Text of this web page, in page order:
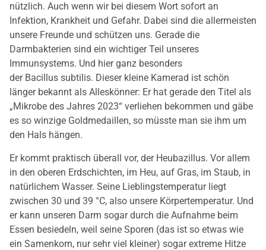
nützlich. Auch wenn wir bei diesem Wort sofort an
Infektion, Krankheit und Gefahr. Dabei sind die allermeisten
unsere Freunde und schützen uns. Gerade die
Darmbakterien sind ein wichtiger Teil unseres
Immunsystems. Und hier ganz besonders
der Bacillus subtilis. Dieser kleine Kamerad ist schön
länger bekannt als Alleskönner: Er hat gerade den Titel als
„Mikrobe des Jahres 2023“ verliehen bekommen und gäbe
es so winzige Goldmedaillen, so müsste man sie ihm um
den Hals hängen.
Er kommt praktisch überall vor, der Heubazillus. Vor allem
in den oberen Erdschichten, im Heu, auf Gras, im Staub, in
natürlichem Wasser. Seine Lieblingstemperatur liegt
zwischen 30 und 39 °C, also unsere Körpertemperatur. Und
er kann unseren Darm sogar durch die Aufnahme beim
Essen besiedeln, weil seine Sporen (das ist so etwas wie
ein Samenkorn, nur sehr viel kleiner) sogar extreme Hitze